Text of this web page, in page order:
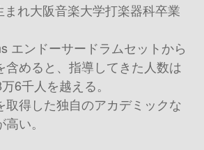
れ 大阪音楽大学打楽器科卒業
エンドーサー ドラムセットから
含めると、指導してきた人数は
6千人を越える。
取得した独自のアカデミックな
い。